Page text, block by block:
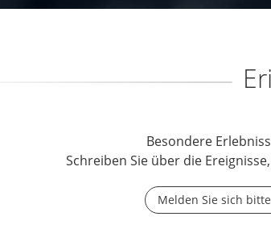
Besondere
Schreiben Sie über die
Melden Sie sich